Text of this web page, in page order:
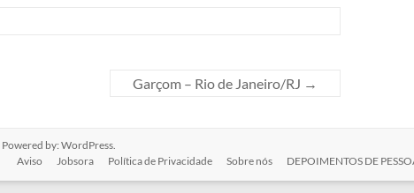
Garçom – Rio de Janeiro/RJ →
by: WordPress.
Aviso
Jobsora Política de Privacidade Sobre nós DEPOIMENTOS DE